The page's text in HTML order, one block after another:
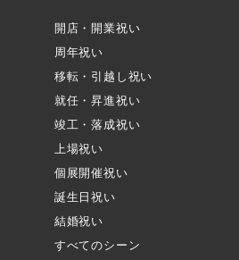
開店・開業祝い
周年祝い
移転・引越し祝い
就任・昇進祝い
竣工・落成祝い
上場祝い
個展開催祝い
誕生日祝い
結婚祝い
すべてのシーン